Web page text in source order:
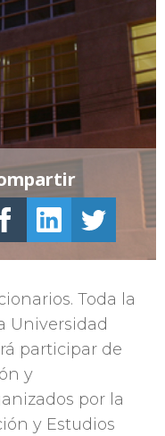
Toda la
Universidad
participar de
y
por la
y Estudios